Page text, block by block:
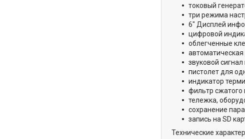
токовый
три режима
6" Дисплей
цифровой
облегченные
автоматическая
звуковой
пистолет для
индикатор
фильтр сжатого
тележка,
сохранение
запись на SD
Технические